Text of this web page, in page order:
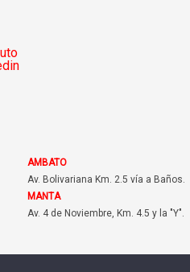
AMBATO
Av. Bolivariana Km. 2.5 vía a Baños.
MANTA
Av. 4 de Noviembre, Km. 4.5 y la "Y".